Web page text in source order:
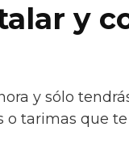
y
y sólo
o tarimas que